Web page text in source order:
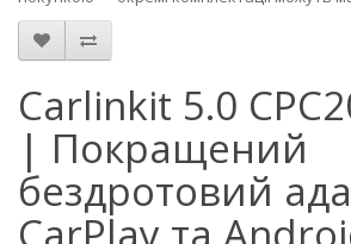
Carlinkit 5.0
| Покращений
бездротовий